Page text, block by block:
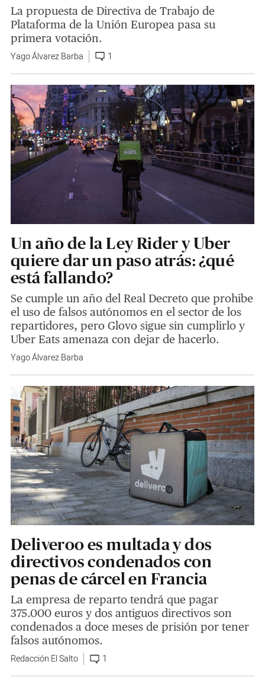
La propuesta de Directiva de Trabajo de
Plataforma de la Unión Europea pasa su
primera votación.
Yago Álvarez Barba 1
Un año de la Ley Rider y Uber
quiere dar un paso atrás: ¿qué
está fallando?
Se cumple un año del Real Decreto que prohibe
el uso de falsos autónomos en el sector de los
repartidores, pero Glovo sigue sin cumplirlo y
Uber Eats amenaza con dejar de hacerlo.
Yago Álvarez Barba
Deliveroo es multada y dos
directivos condenados con
penas de cárcel en Francia
La empresa de reparto tendrá que pagar
375.000 euros y dos antiguos directivos son
condenados a doce meses de prisión por tener
falsos autónomos.
Redacción El Salto 1